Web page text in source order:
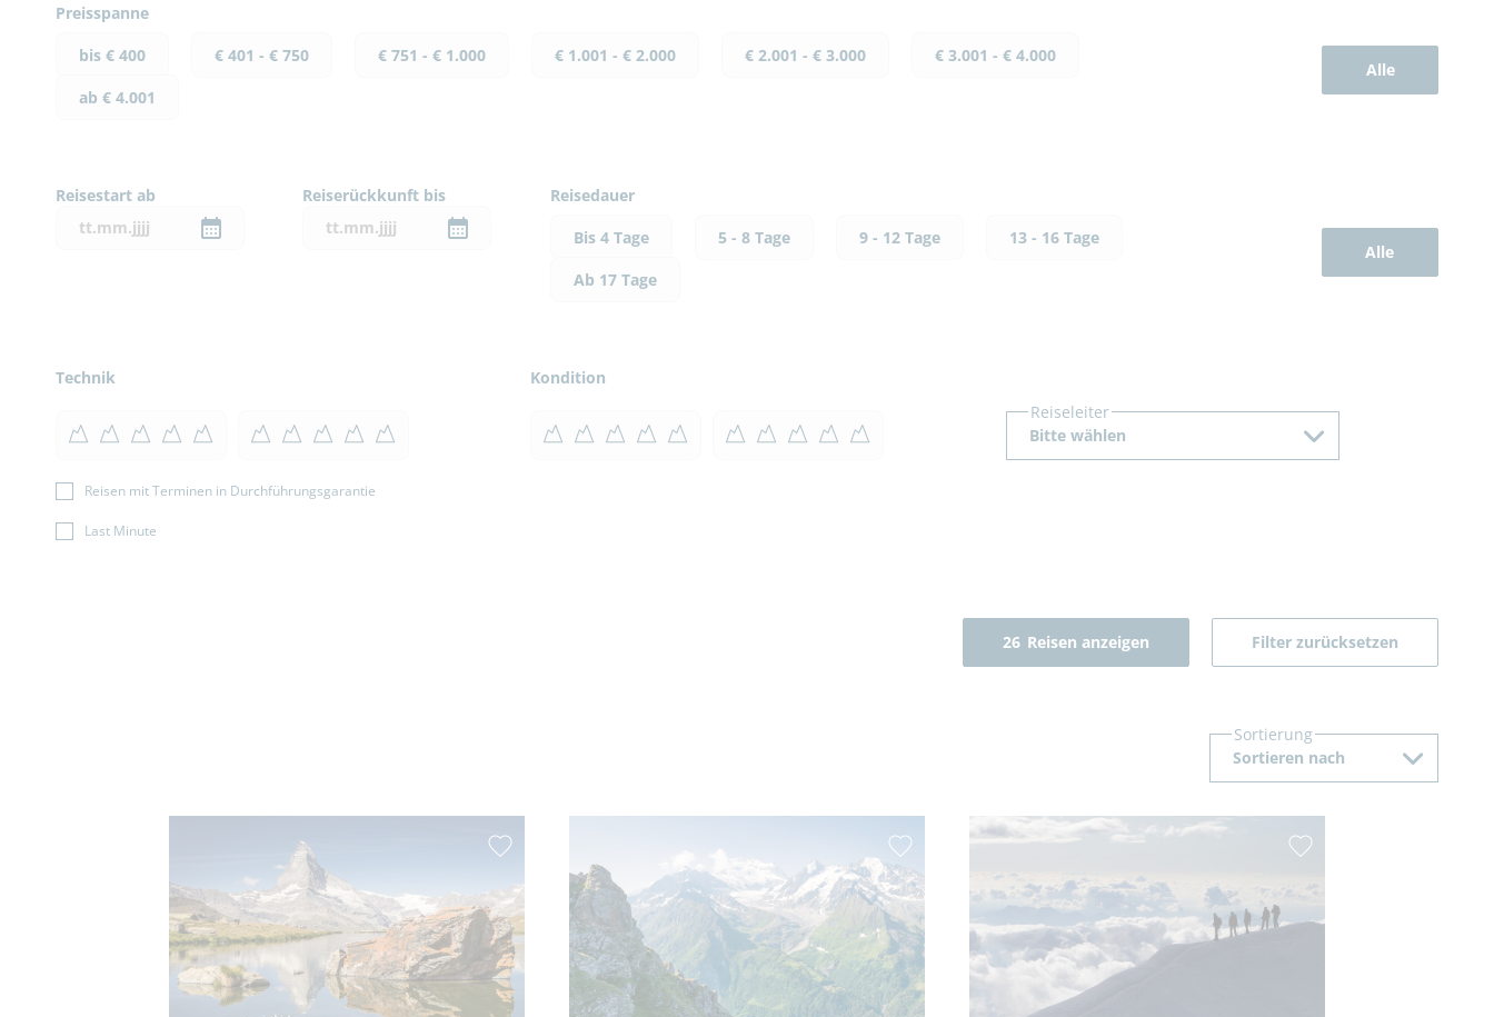
Preisspanne
bis € 400
€ 401 - € 750 € 751 - € 1.000 € 1.001 - € 2.000 € 2.001 - € 3.000
€ 3.001 - € 4.000
ab € 4.001
Alle
Reisestart ab Reiserückkunft bis
Reisedauer
Bis 4 Tage
5 - 8 Tage 9 - 12 Tage
13 - 16 Tage
Ab 17 Tage
Alle
Technik
Kondition
Reiseleiter
Bitte wählen
Reisen mit Terminen in Durchführungsgarantie
Last Minute
26 Reisen anzeigen Filter zurücksetzen
Sortierung
Sortieren nach